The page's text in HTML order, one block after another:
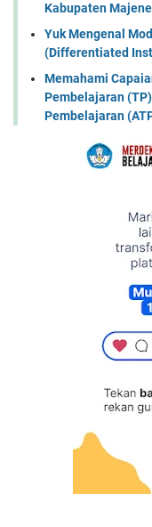
Kabupaten
Yuk Mengenal
(Differentiated
Memahami
Pembelajaran
Pembelajaran